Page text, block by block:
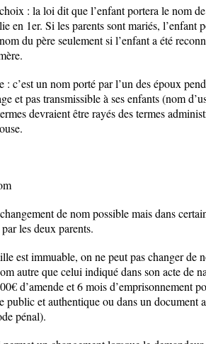
: la loi dit que l’enfant portera le nom
en 1er. Si les parents sont mariés, l’enfant
du père seulement si l’enfant a été
: c’est un nom porté par l’un des époux
et pas transmissible à ses enfants (nom
devraient être rayés des termes
de nom possible mais dans
les deux parents.
est immuable, on ne peut pas changer
autre que celui indiqué dans son acte de
d’amende et 6 mois d’emprisonnement
public et authentique ou dans un document
pénal).